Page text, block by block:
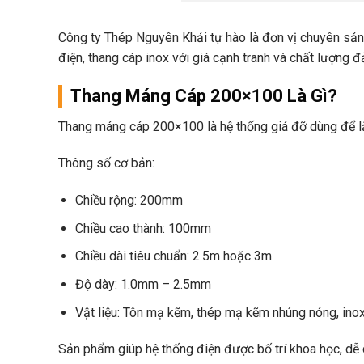
Công ty Thép Nguyên Khải tự hào là đơn vị chuyên
điện, thang cáp inox với giá cạnh tranh và chất lượng
Thang Máng Cáp 200×100 Là Gì?
Thang máng cáp 200×100 là hệ thống giá đỡ dùng
Thông số cơ bản:
Chiều rộng: 200mm
Chiều cao thành: 100mm
Chiều dài tiêu chuẩn: 2.5m hoặc 3m
Độ dày: 1.0mm – 2.5mm
Vật liệu: Tôn mạ kẽm, thép mạ kẽm nhúng nóng,
Sản phẩm giúp hệ thống điện được bố trí khoa học,